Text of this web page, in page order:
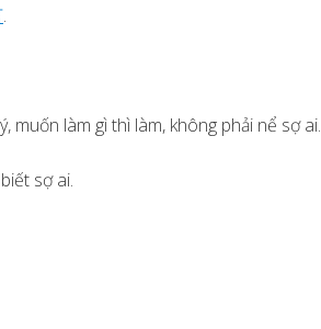
.
muốn làm gì thì làm, không phải nể sợ ai.
sợ ai.